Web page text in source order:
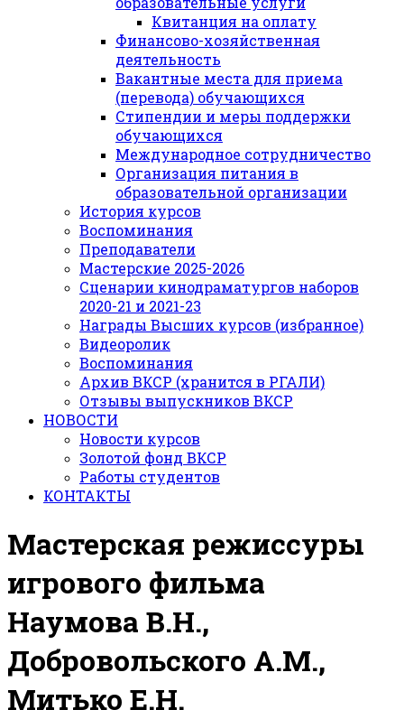
Квитанция на оплату
Финансово-хозяйственная
деятельность
Вакантные места для приема
(перевода) обучающихся
Стипендии и меры поддержки
обучающихся
Международное сотрудничество
Организация питания в
образовательной организации
История курсов
Воспоминания
Преподаватели
Мастерские 2025-2026
Сценарии кинодраматургов наборов
2020-21 и 2021-23
Награды Высших курсов (избранное)
Видеоролик
Воспоминания
Архив ВКСР (хранится в РГАЛИ)
Отзывы выпускников ВКСР
НОВОСТИ
Новости курсов
Золотой фонд ВКСР
Работы студентов
КОНТАКТЫ
Мастерская режиссуры
игрового фильма
Наумова В.Н.,
Добровольского А.М.,
Митько Е.Н.